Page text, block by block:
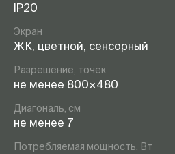
IP20
Экран
ЖК, цветной, сенсорный
Разрешение, точек
не менее 800×480
Диагональ, см
не менее 7
Потребляемая мощность, Вт